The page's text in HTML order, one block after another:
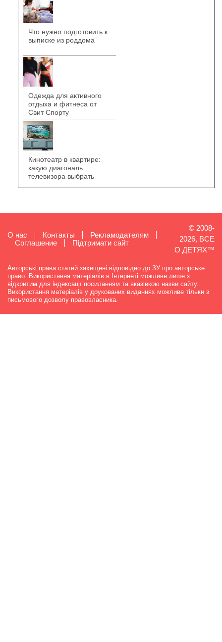
Что нужно подготовить к
выписке из роддома
Одежда для активного
отдыха и фитнеса от
Свит Спорту
Кинотеатр в квартире:
какую диагональ
телевизора выбрать
О нас Контакты
Рекламодателям
Cоглашение
Підтримати сайт
© 2008-
2026, ВСЕ
О ДЕТЯХ™
Авторські права статей захищені відповідно до ЗУ про авторське
право. Використання матеріалів в Інтернеті можливе лише з
відкритим для індексації посиланням та вказівкою назви сайту.
Використання матеріалів у друкованих виданнях можливе тільки з
письмового дозволу правовласника.